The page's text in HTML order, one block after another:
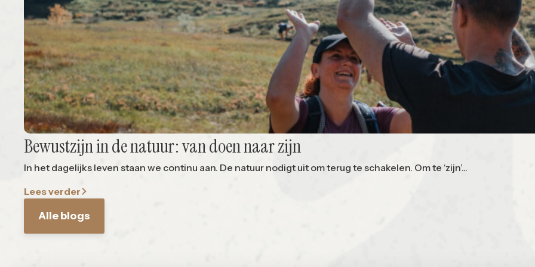
Bewustzijn in de natuur: van doen naar zijn
In het dagelijks leven staan we continu aan. De natuur nodigt uit om terug te schakelen. Om te ‘zijn’...
Lees verder
Alle blogs